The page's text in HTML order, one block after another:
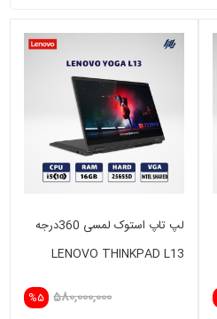
لپ تاپ استوک لمسی 360درجه
LENOVO THINKPAD L13
YOGA i5(10)-16GB-256SSD-
%5 580,000,000